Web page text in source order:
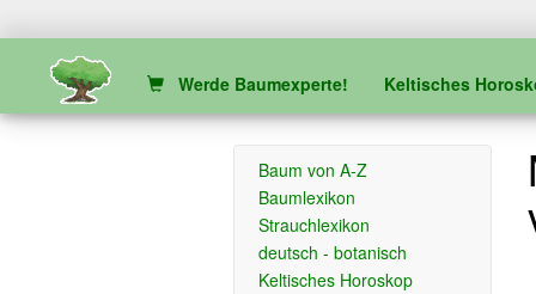
Werde Baumexperte! Keltisches
Baum von A-Z
Baumlexikon
Strauchlexikon
deutsch - botanisch
Keltisches Horoskop